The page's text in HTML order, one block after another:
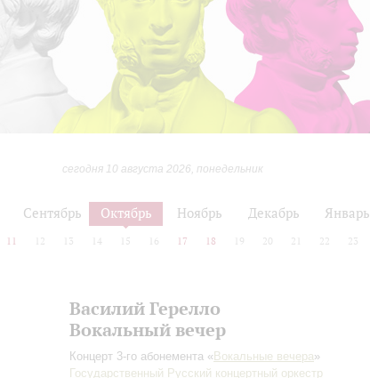
сегодня 10 августа 2026, понедельник
Сентябрь Октябрь Ноябрь Декабрь Январь
11 12 13 14 15 16 17 18 19 20 21 22 23
Василий Герелло
Вокальный вечер
Концерт 3-го абонемента « Вокальные вечера»
Государственный Русский концертный оркестр